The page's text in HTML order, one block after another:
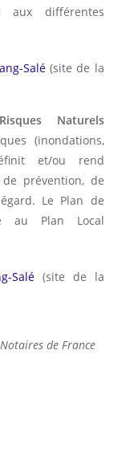
aux différentes
Salé(site de la
Naturels
(inondations,
et/ou rend
prévention, de
Le Plan de
au Plan Local
Salé(site de la
de France